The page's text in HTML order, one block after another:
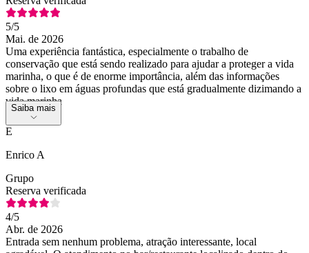
5/5
Mai. de 2026
Uma experiência fantástica, especialmente o trabalho de
conservação que está sendo realizado para ajudar a proteger a vida
marinha, o que é de enorme importância, além das informações
sobre o lixo em águas profundas que está gradualmente dizimando a
vida marinha
Saiba mais
E
Enrico A
Grupo
Reserva verificada
4/5
Abr. de 2026
Entrada sem nenhum problema, atração interessante, local